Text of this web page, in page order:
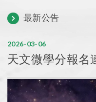
最新公告
06
03
2026
天文微學分報名